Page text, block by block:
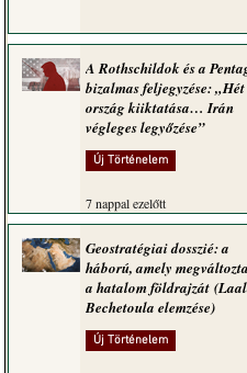
A Rothschildok és a
bizalmas feljegyzése: „Hét
ország kiiktatása… Irán
végleges legyőzése”
Új Történelem
7 nappal ezelőtt
Geostratégiai dosszié: a
háború, amely
a hatalom földrajzát
Bechetoula elemzése)
Új Történelem